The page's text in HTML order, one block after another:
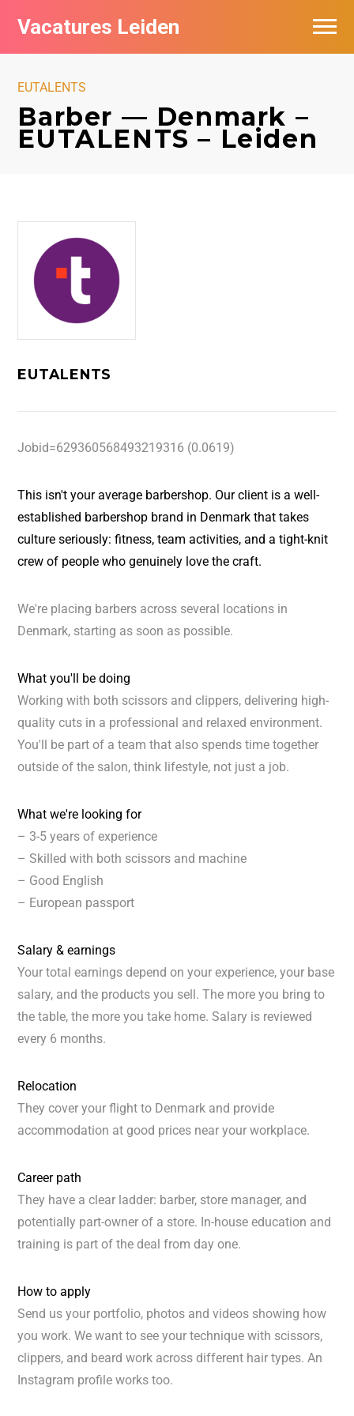
Vacatures Leiden
EUTALENTS
Barber — Denmark –
EUTALENTS – Leiden
EUTALENTS
Jobid=629360568493219316 (0.0619)
This isn't your average barbershop. Our client is a well-
established barbershop brand in Denmark that takes
culture seriously: fitness, team activities, and a tight-knit
crew of people who genuinely love the craft.
We're placing barbers across several locations in
Denmark, starting as soon as possible.
What you'll be doing
Working with both scissors and clippers, delivering high-
quality cuts in a professional and relaxed environment.
You'll be part of a team that also spends time together
outside of the salon, think lifestyle, not just a job.
What we're looking for
– 3-5 years of experience
– Skilled with both scissors and machine
– Good English
– European passport
Salary & earnings
Your total earnings depend on your experience, your base
salary, and the products you sell. The more you bring to
the table, the more you take home. Salary is reviewed
every 6 months.
Relocation
They cover your flight to Denmark and provide
accommodation at good prices near your workplace.
Career path
They have a clear ladder: barber, store manager, and
potentially part-owner of a store. In-house education and
training is part of the deal from day one.
How to apply
Send us your portfolio, photos and videos showing how
you work. We want to see your technique with scissors,
clippers, and beard work across different hair types. An
Instagram profile works too.
Vacatures per bedrijf
Nieuwsbrief feed